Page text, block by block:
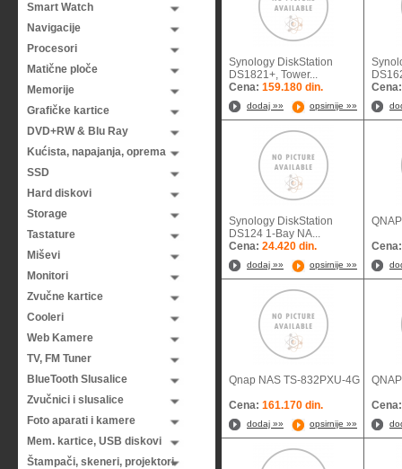
Smart Watch
Navigacije
Procesori
Matične ploče
Memorije
Grafičke kartice
DVD+RW & Blu Ray
Kućista, napajanja, oprema
SSD
Hard diskovi
Storage
Tastature
Miševi
Monitori
Zvučne kartice
Cooleri
Web Kamere
TV, FM Tuner
BlueTooth Slusalice
Zvučnici i slusalice
Foto aparati i kamere
Mem. kartice, USB diskovi
Štampači, skeneri, projektori
Synology DiskStation
DS1821+, Tower...
Cena: 159.180 din.
dodaj »» opsirnije »»
Synology DiskStation
DS124 1-Bay NA...
Cena: 24.420 din.
dodaj »» opsirnije »»
Qnap NAS TS-832PXU-4G
Cena: 161.170 din.
dodaj »» opsirnije »»